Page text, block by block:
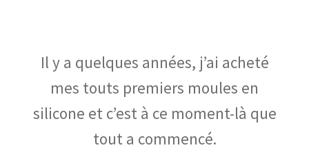
Il y a quelques années, j’ai acheté
mes touts premiers moules en
silicone et c’est à ce moment-là que
tout a commencé.